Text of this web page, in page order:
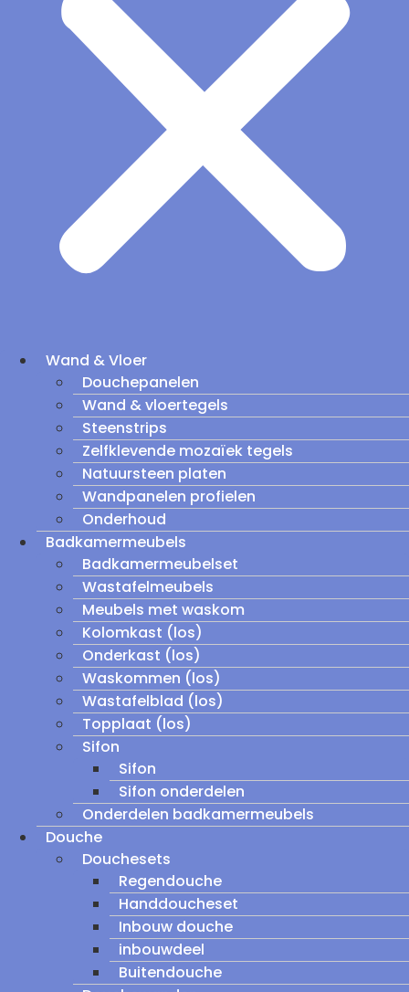
Wand & Vloer
Douchepanelen
Wand & vloertegels
Steenstrips
Zelfklevende mozaïek tegels
Natuursteen platen
Wandpanelen profielen
Onderhoud
Badkamermeubels
Badkamermeubelset
Wastafelmeubels
Meubels met waskom
Kolomkast (los)
Onderkast (los)
Waskommen (los)
Wastafelblad (los)
Topplaat (los)
Sifon
Sifon
Sifon onderdelen
Onderdelen badkamermeubels
Douche
Douchesets
Regendouche
Handdoucheset
Inbouw douche
inbouwdeel
Buitendouche